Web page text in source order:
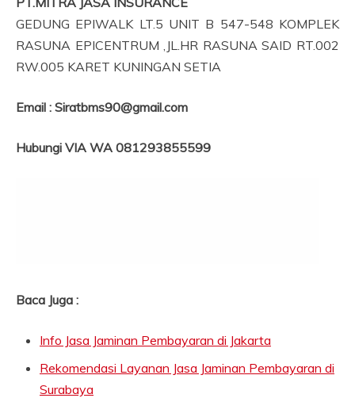
GEDUNG EPIWALK LT.5 UNIT B 547-548 KOMPLEK
RASUNA EPICENTRUM ,JL.HR RASUNA SAID RT.002
RW.005 KARET KUNINGAN SETIA
Email : Siratbms90@gmail.com
Hubungi VIA WA 081293855599
Baca Juga :
Info Jasa Jaminan Pembayaran di Jakarta
Rekomendasi Layanan Jasa Jaminan Pembayaran di
Surabaya